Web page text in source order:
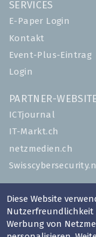
SERVICES
E-Paper Login
Kontakt
Event-Plus-Eintrag
Login
PARTNER-
ICTjournal
IT-Markt.ch
netzmedien.ch
© NETZMEDIEN
Impressum
AGB
Diese Website
Nutzerfreundlichkeit
Werbung von